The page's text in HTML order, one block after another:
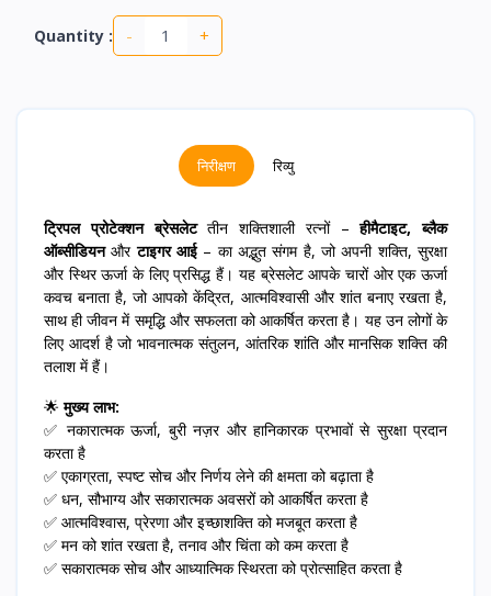
Quantity : - +
निरीक्षण रिव्यु
ट्रिपल प्रोटेक्शन ब्रेसलेटतीन शक्तिशाली रत्नों –हीमैटाइट, ब्लैक
ऑब्सीडियनऔरटाइगर आई– का अद्भुत संगम है, जो अपनी शक्ति, सुरक्षा
और स्थिर ऊर्जा के लिए प्रसिद्ध हैं। यह ब्रेसलेट आपके चारों ओर एक ऊर्जा
कवच बनाता है, जो आपको केंद्रित, आत्मविश्वासी और शांत बनाए रखता है,
साथ ही जीवन में समृद्धि और सफलता को आकर्षित करता है। यह उन लोगों के
लिए आदर्श है जो भावनात्मक संतुलन, आंतरिक शांति और मानसिक शक्ति की
तलाश में हैं।
🌟मुख्य लाभ:
✅ नकारात्मक ऊर्जा, बुरी नज़र और हानिकारक प्रभावों से सुरक्षा प्रदान
करता है
✅ एकाग्रता, स्पष्ट सोच और निर्णय लेने की क्षमता को बढ़ाता है
✅ धन, सौभाग्य और सकारात्मक अवसरों को आकर्षित करता है
✅ आत्मविश्वास, प्रेरणा और इच्छाशक्ति को मजबूत करता है
✅ मन को शांत रखता है, तनाव और चिंता को कम करता है
✅ सकारात्मक सोच और आध्यात्मिक स्थिरता को प्रोत्साहित करता है